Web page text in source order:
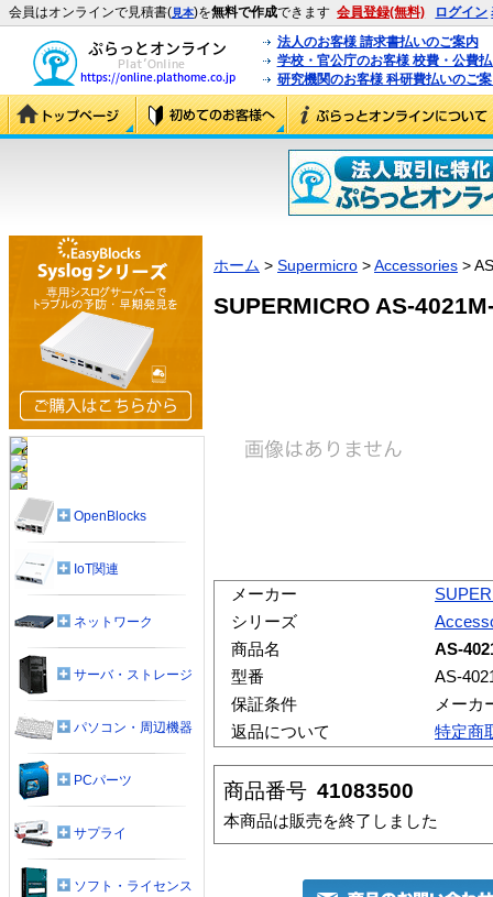
会員はオンラインで見積書(見本)を無料で作成できます 会員登録(無料) ログイン
法人のお客様 請求書払いのご案内
学校・官公庁のお客様 校費・公費
研究機関のお客様 科研費払いのご
ホーム > Supermicro >Accessories >
SUPERMICRO AS-
メーカー
シリーズ
商品名
AS-
型番
AS-
保証条件
メーカ
返品について
特定商
商品番号 41083500
本商品は販売を終了しました
OpenBlocks
IoT関連
ネットワーク
サーバ・ストレージ
パソコン・周辺機器
PCパーツ
サプライ
ソフト・ライセンス